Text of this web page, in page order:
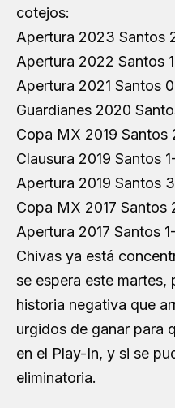
cotejos:
Apertura 2023 Santos
Apertura 2022 Santos
Apertura 2021 Santos
Guardianes 2020
Copa MX 2019 Santos
Clausura 2019 Santos
Apertura 2019 Santos
Copa MX 2017 Santos
Apertura 2017 Santos
Chivas ya está
se espera este martes,
historia negativa que
urgidos de ganar para
en el Play-In, y si se
eliminatoria.